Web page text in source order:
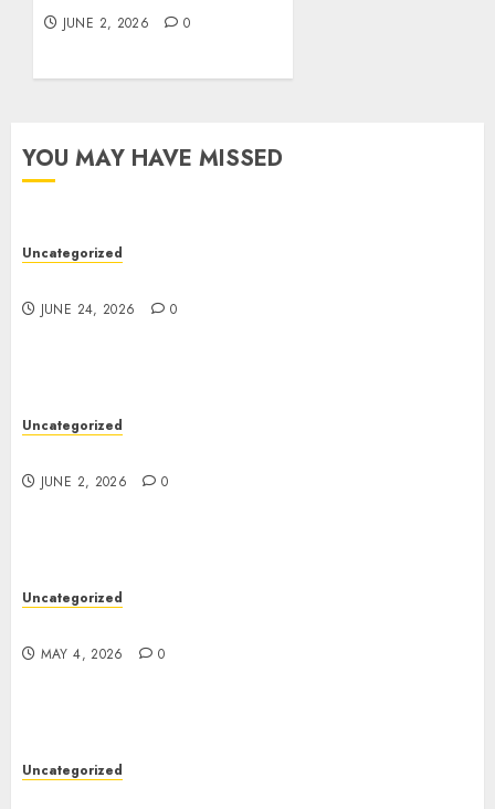
JUNE 2, 2026 0
YOU MAY HAVE MISSED
Uncategorized
JUNE 24, 2026 0
Uncategorized
JUNE 2, 2026 0
Uncategorized
MAY 4, 2026 0
Uncategorized